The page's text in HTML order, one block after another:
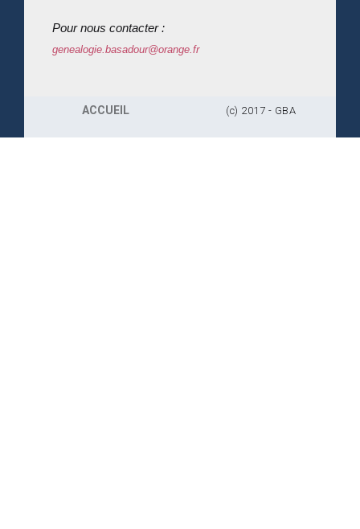
Pour nous contacter :
genealogie.basadour@orange.fr
ACCUEIL (c) 2017 - GBA